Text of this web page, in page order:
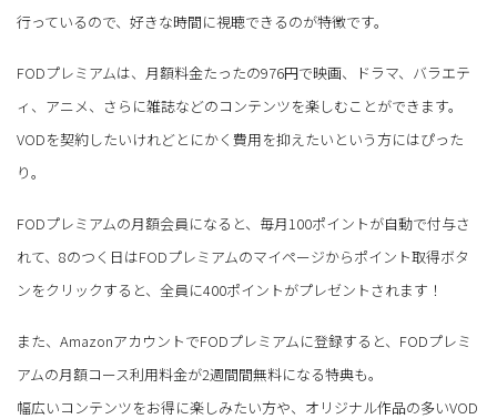
行っているので、好きな時間に視聴できるのが特徴です。
FODプレミアムは、月額料金たったの976円で映画、ドラマ、バラエテ
ィ、アニメ、さらに雑誌などのコンテンツを楽しむことができます。
VODを契約したいけれどとにかく費用を抑えたいという方にはぴった
り。
FODプレミアムの月額会員になると、毎月100ポイントが自動で付与さ
れて、8のつく日はFODプレミアムのマイページからポイント取得ボタ
ンをクリックすると、全員に400ポイントがプレゼントされます！
また、AmazonアカウントでFODプレミアムに登録すると、FODプレミ
アムの月額コース利用料金が2週間間無料になる特典も。
幅広いコンテンツをお得に楽しみたい方や、オリジナル作品の多いVOD